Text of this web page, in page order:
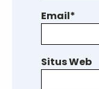
Email*
Situs Web